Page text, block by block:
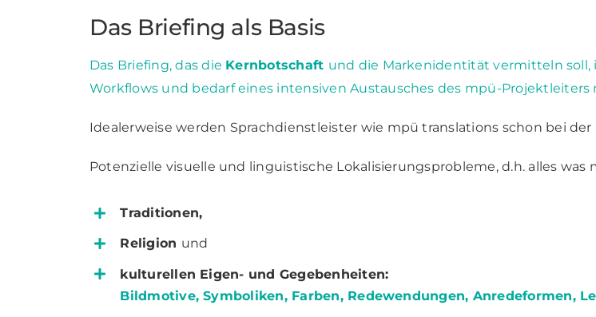
Das Briefing als Basis
Das Briefing, das die Kernbotschaft und die Markenidentität vermitteln soll,
Workflows und bedarf eines intensiven Austausches des mpü-
Idealerweise werden Sprachdienstleister wie mpü translations schon bei
Potenzielle visuelle und linguistische Lokalisierungsprobleme, d.h. alles was
Traditionen,
Religion und
kulturellen Eigen- und Gegebenheiten:
Bildmotive, Symboliken, Farben, Redewendungen, Anredeformen,